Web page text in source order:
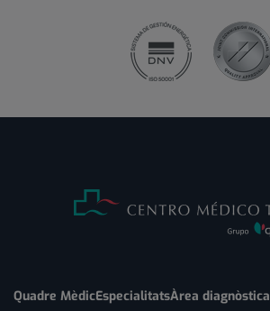
Quadre MèdicEspecialitatsÀrea diagnòstica